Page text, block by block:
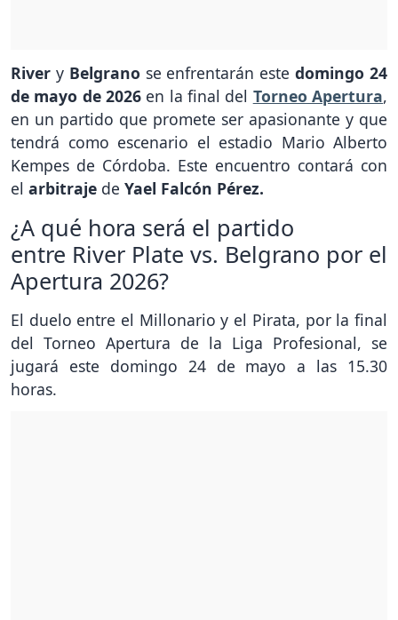
River y Belgrano se enfrentarán estedomingo 24
de mayo de 2026 en la final del Torneo Apertura,
en un partido que promete ser apasionante y que
tendrá como escenario el estadio Mario Alberto
Kempes de Córdoba. Este encuentro contará con
el arbitraje de Yael Falcón Pérez.
¿A qué hora será el partido
entre River Plate vs. Belgrano por el
Apertura 2026?
El duelo entre el Millonario y el Pirata, por la final
del Torneo Apertura de la Liga Profesional, se
jugará este domingo 24 de mayo a las 15.30
horas.